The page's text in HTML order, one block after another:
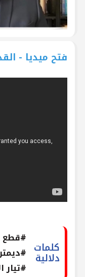
فتح ميديا -
كلمات
دلالية
#قطع
#تيار